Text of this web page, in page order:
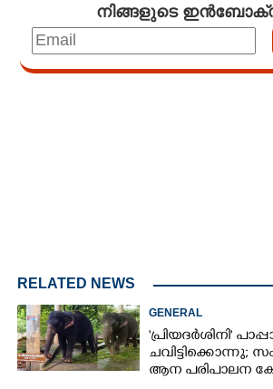
നിങ്ങളുടെ
RELATED NEWS
GENERAL
'പ്രിയദർശിനി'
ചവിട്ടിക്കൊന്നു;
ആന പരിപാലന